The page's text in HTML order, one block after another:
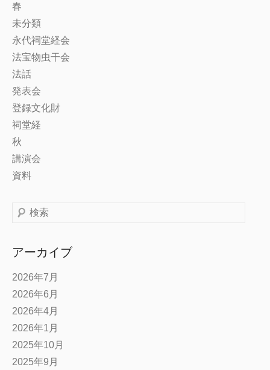
春
未分類
永代祠堂経会
法宝物虫干会
法話
発表会
登録文化財
祠堂経
秋
講演会
資料
検
アーカイブ
2026年7月
2026年6月
2026年4月
2026年1月
2025年10月
2025年9月